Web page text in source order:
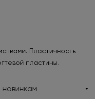
Пластичность
пластины.
новинкам